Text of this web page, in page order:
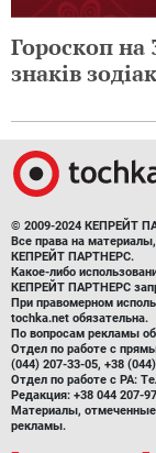
Гороскоп на
знаків
© 2009-2024 КЕПРЕЙТ
Все права на
КЕПРЕЙТ ПАРТНЕРС.
Какое-либо
КЕПРЕЙТ ПАРТНЕРС
При правомерном
tochka.net обязательна.
По вопросам рекламы
Отдел по работе с
(044) 207-33-05, +38
Отдел по работе с РА:
Редакция: +38 044 207-
Материалы,
рекламы.